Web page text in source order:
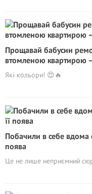
Прощавай бабусин
втомленою квартирою
Які кольори! 😍🔥
Побачили в себе вдома
поява
Це не лише неприємний